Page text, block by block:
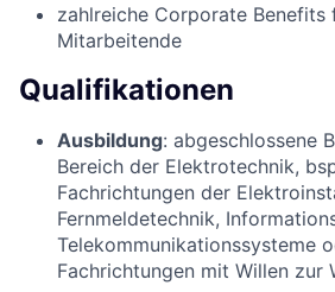
zahlreiche Corporate Benefits
Mitarbeitende
Qualifikationen
Ausbildung: abgeschlossene
Bereich der Elektrotechnik,
Fachrichtungen der
Fernmeldetechnik,
Telekommunikationssysteme
Fachrichtungen mit Willen zur